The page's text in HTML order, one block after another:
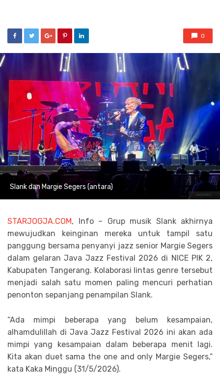
0
Slank dan Margie Segers (antara)
STARJOGJA.COM, Info – Grup musik Slank akhirnya
mewujudkan keinginan mereka untuk tampil satu
panggung bersama penyanyi jazz senior Margie Segers
dalam gelaran Java Jazz Festival 2026 di NICE PIK 2,
Kabupaten Tangerang. Kolaborasi lintas genre tersebut
menjadi salah satu momen paling mencuri perhatian
penonton sepanjang penampilan Slank.
“Ada mimpi beberapa yang belum kesampaian,
alhamdulillah di Java Jazz Festival 2026 ini akan ada
mimpi yang kesampaian dalam beberapa menit lagi.
Kita akan duet sama the one and only Margie Segers,”
kata Kaka Minggu (31/5/2026).